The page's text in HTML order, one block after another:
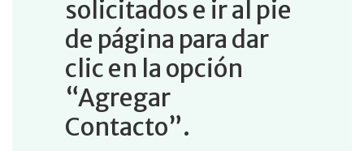
solicitados e ir al pie
de página para dar
clic en la opción
“Agregar
Contacto”.